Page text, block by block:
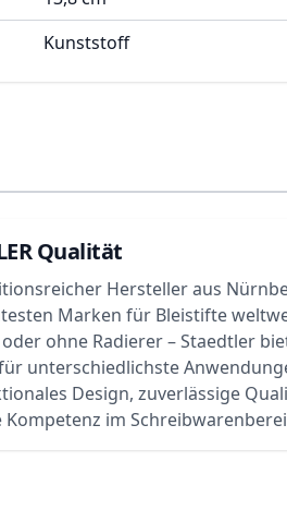
Kunststoff
Qualität
Hersteller aus
Marken für Bleistifte
ohne Radierer – Staedtler
unterschiedlichste
Design, zuverlässige
im